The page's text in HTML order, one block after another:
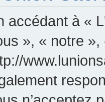
accédant à «
», « notre